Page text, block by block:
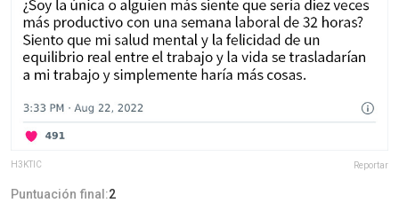
H3KTlC Reportar
Puntuación final:2